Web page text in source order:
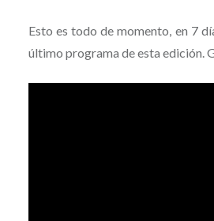
Esto es todo de momento, en 7
último programa de esta edición.